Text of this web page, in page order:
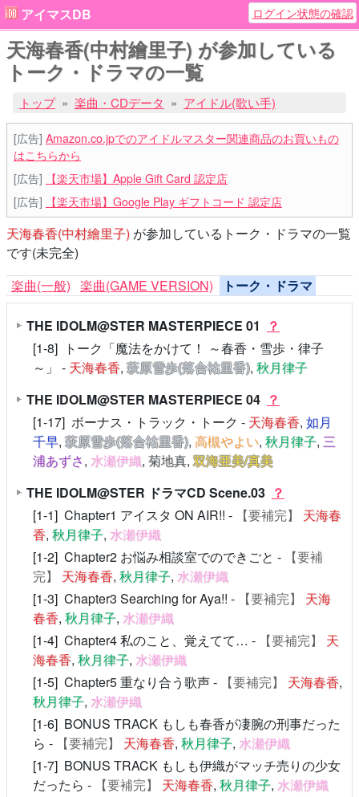
アイマスDB ログイン状態の確認
天海春香(中村繪里子) が参加している
トーク・ドラマの一覧
トップ 楽曲・CDデータ アイドル(歌い手)
[広告] Amazon.co.jpでのアイドルマスター関連商品のお買いもの
はこちらから
[広告]
【楽天市場】Apple Gift Card 認定店
[広告]
【楽天市場】Google Play ギフトコード 認定店
天海春香(中村繪里子) が参加しているトーク・ドラマの一覧
です(未完全)
楽曲(一般) 楽曲(GAME VERSION) トーク・ドラマ
THE IDOLM@STER MASTERPIECE 01
？
[1-8] トーク「魔法をかけて！ ～春香・雪歩・律子
～」 - 天海春香,萩原雪歩(落合祐里香), 秋月律子
THE IDOLM@STER MASTERPIECE 04 ？
[1-17] ボーナス・トラック・トーク - 天海春香, 如月
千早,萩原雪歩(落合祐里香), 高槻やよい, 秋月律子, 三
浦あずさ, 水瀬伊織, 菊地真,双海亜美/真美
THE IDOLM@STER ドラマCD Scene.03 ？
[1-1] Chapter1 アイスタ ON AIR!! -
【要補完】
天海春
香, 秋月律子, 水瀬伊織
[1-2] Chapter2 お悩み相談室でのできごと -
【要補
完】
天海春香, 秋月律子, 水瀬伊織
[1-3] Chapter3 Searching for Aya!! -
【要補完】
天海
春香, 秋月律子, 水瀬伊織
[1-4] Chapter4 私のこと、覚えてて… -
【要補完】
天
海春香, 秋月律子, 水瀬伊織
[1-5] Chapter5 重なり合う歌声 -
【要補完】 天海春香,
秋月律子, 水瀬伊織
[1-6] BONUS TRACK もしも春香が凄腕の刑事だった
ら -
【要補完】 天海春香, 秋月律子, 水瀬伊織
[1-7] BONUS TRACK もしも伊織がマッチ売りの少女
だったら -
【要補完】 天海春香, 秋月律子, 水瀬伊織